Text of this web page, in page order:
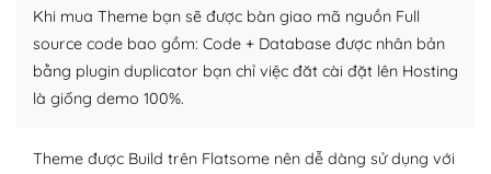
Nếu bạn gặp khó khăn, bạn có thể lên mạng và tìm
kiếm những cộng đồng WordPress, họ sẽ giúp bạn trả
lời, giải đáp vấn đề của bạn.
Cộng đồng sử dụng WordPress sẵn sàng hỗ trợ bạn
– Đa dạng plugin và themes
Khi mua Theme bạn sẽ được bàn giao mã nguồn Full
source code bao gồm: Code + Database được nhân bản
bằng plugin duplicator bạn chỉ việc đăt cài đặt lên Hosting
là giống demo 100%.
Theme được Build trên Flatsome nên dễ dàng sử dụng với